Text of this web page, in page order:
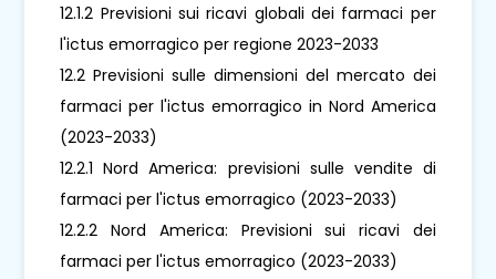
12.1.2 Previsioni sui ricavi globali dei farmaci per
l'ictus emorragico per regione 2023-2033
12.2 Previsioni sulle dimensioni del mercato dei
farmaci per l'ictus emorragico in Nord America
(2023-2033)
12.2.1 Nord America: previsioni sulle vendite di
farmaci per l'ictus emorragico (2023-2033)
12.2.2 Nord America: Previsioni sui ricavi dei
farmaci per l'ictus emorragico (2023-2033)